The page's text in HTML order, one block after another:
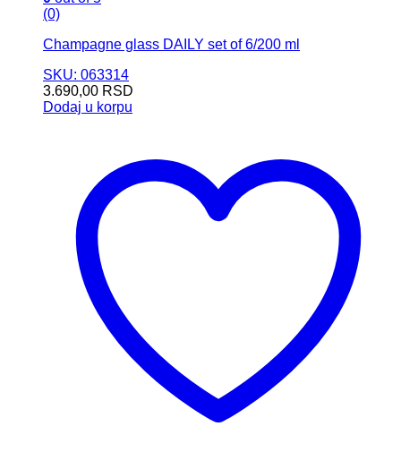
(0)
Champagne glass DAILY set of 6/200 ml
SKU: 063314
3.690,00 RSD
Dodaj u korpu